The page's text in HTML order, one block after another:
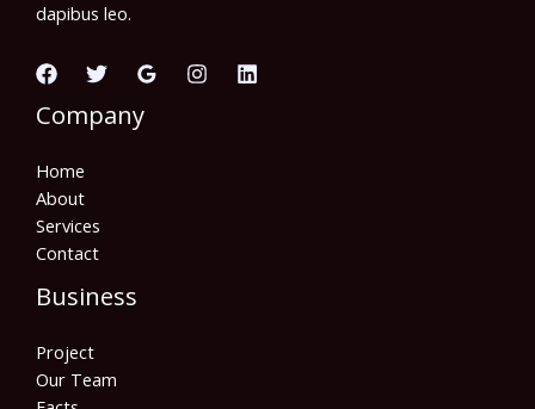
dapibus leo.
Company
Home
About
Services
Contact
Business
Project
Our Team